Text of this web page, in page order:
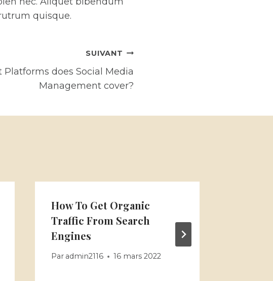
quisque.
SUIVANT
Platforms does Social Media
Management cover?
How To Get Organic
Traffic From Search
Engines
Par admin2116 16 mars 2022